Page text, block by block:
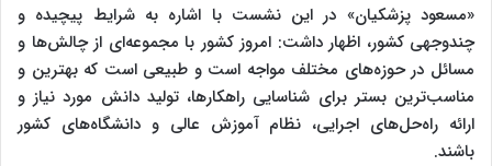
«مسعود پزشکیان» در این نشست با اشاره به شرایط پیچیده و
چندوجهی کشور، اظهار داشت: امروز کشور با مجموعه‌ای از چالش‌ها و
مسائل در حوزه‌های مختلف مواجه است و طبیعی است که بهترین و
مناسب‌ترین بستر برای شناسایی راهکارها، تولید دانش مورد نیاز و
ارائه راه‌حل‌های اجرایی، نظام آموزش عالی و دانشگاه‌های کشور
باشند.